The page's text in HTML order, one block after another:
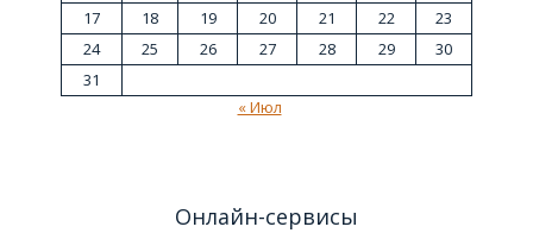
17
18 19 20 21 22
23
24
25 26 27 28 29
30
31
« Июл
Онлайн-сервисы